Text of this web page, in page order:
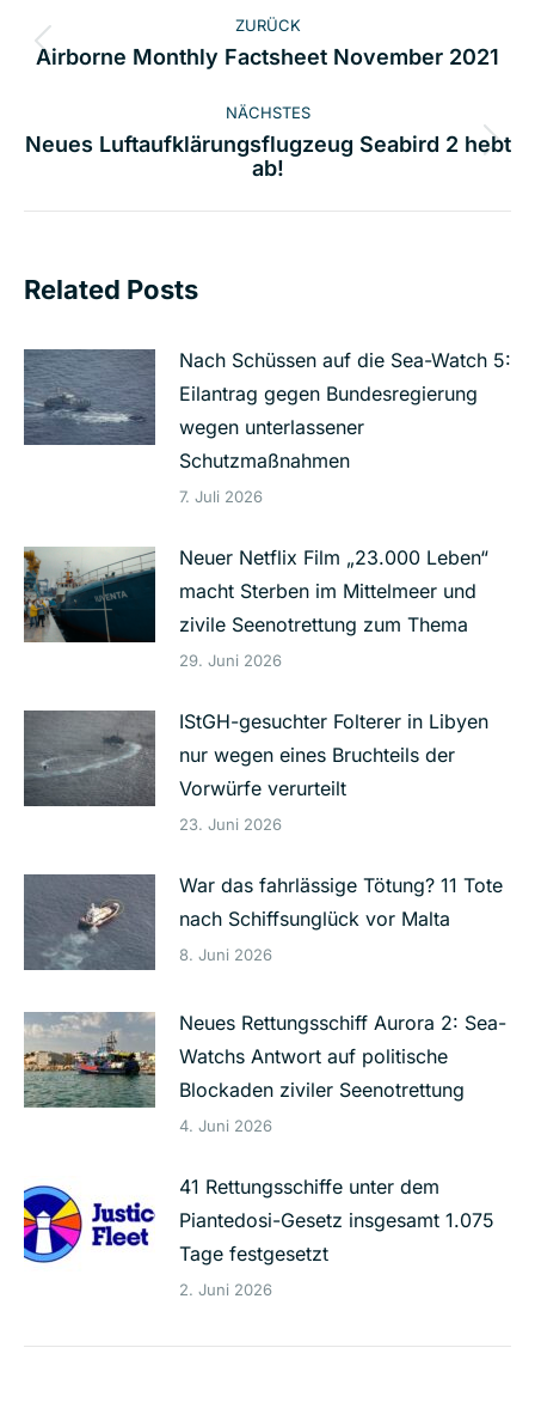
ZURÜCK
Vorheriger
Airborne Monthly Factsheet November 2021
NÄCHSTES
Nächster
Neues Luftaufklärungsflugzeug Seabird 2 hebt
ab!
Related Posts
Nach Schüssen auf die Sea-Watch 5:
Eilantrag gegen Bundesregierung
wegen unterlassener
Schutzmaßnahmen
7. Juli 2026
Neuer Netflix Film „23.000 Leben“
macht Sterben im Mittelmeer und
zivile Seenotrettung zum Thema
29. Juni 2026
IStGH-gesuchter Folterer in Libyen
nur wegen eines Bruchteils der
Vorwürfe verurteilt
23. Juni 2026
War das fahrlässige Tötung? 11 Tote
nach Schiffsunglück vor Malta
8. Juni 2026
Neues Rettungsschiff Aurora 2: Sea-
Watchs Antwort auf politische
Blockaden ziviler Seenotrettung
4. Juni 2026
41 Rettungsschiffe unter dem
Piantedosi-Gesetz insgesamt 1.075
Tage festgesetzt
2. Juni 2026